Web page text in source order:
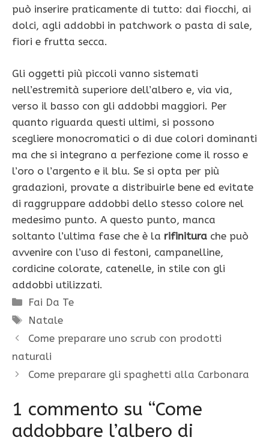
può inserire praticamente di tutto: dai fiocchi, ai
dolci, agli addobbi in patchwork o pasta di sale,
fiori e frutta secca.
Gli oggetti più piccoli vanno sistemati
nell’estremità superiore dell’albero e, via via,
verso il basso con gli addobbi maggiori. Per
quanto riguarda questi ultimi, si possono
scegliere monocromatici o di due colori dominanti
ma che si integrano a perfezione come il rosso e
l’oro o l’argento e il blu. Se si opta per più
gradazioni, provate a distribuirle bene ed evitate
di raggruppare addobbi dello stesso colore nel
medesimo punto. A questo punto, manca
soltanto l’ultima fase che è la rifinitura che può
avvenire con l’uso di festoni, campanelline,
cordicine colorate, catenelle, in stile con gli
addobbi utilizzati.
Categorie
Fai Da Te
Tag
Natale
Come preparare uno scrub con prodotti
naturali
Come preparare gli spaghetti alla Carbonara
1 commento su “Come
addobbare l’albero di